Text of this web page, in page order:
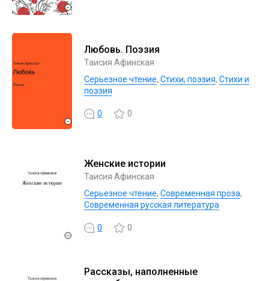
Любовь. Поэзия
Таисия Афинская
Серьезное чтение, Cтихи, поэзия, Стихи и
поэзия
0 0
Женские истории
Таисия Афинская
Серьезное чтение, Современная проза,
Современная русская литература
0 0
Рассказы, наполненные